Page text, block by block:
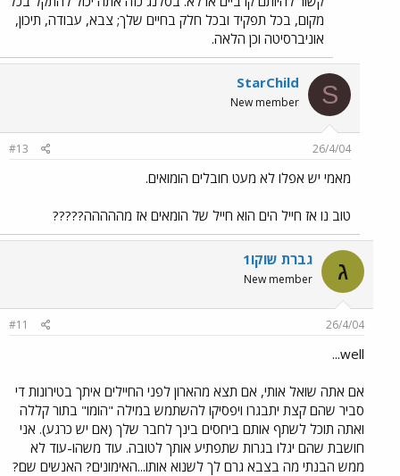
מקום, בכל תפקיד ובכל חלק בחיים שלך; צבא, עבודה, תיכון,
אוניברסיטה וכן הלאה.
S
StarChild
New member
26/4/04
#13
מאמי יש אפלו לא מעט חובלים הומואים.
טוב נו אז חייל הים הוא חייל של הומאים אז מההההה?????
ג גברת שוקו1
New member
26/4/04
#11
well...
אם אתה שואל אותי, אם תצא מהארון לפני החיילים איתך בטירונות די
סביר שהם קצת יתבגרו ויפסיקו להשתמש במילה "הומו" בתור קללה
ואתה תוכל לשתף אותם ביחסים בינך לחבר שלך (אם יש כרגע). אני
חושבת שהם יגלו בגרות שתפתיע אותך לטובה. עוד משהו-עוד לא
ממש הבנתי מה בצבא גרם לך לשנוא אותו...האימונים? האנשים שם?